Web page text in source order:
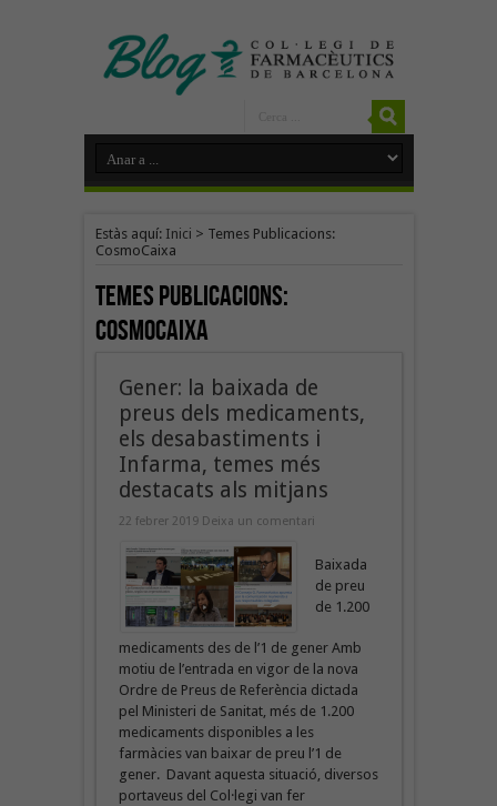
Estàs aquí: Inici > Temes Publicacions:
CosmoCaixa
Temes Publicacions:
CosmoCaixa
Gener: la baixada de
preus dels medicaments,
els desabastiments i
Infarma, temes més
destacats als mitjans
22 febrer 2019 Deixa un comentari
Baixada
de preu
de 1.200
medicaments des de l’1 de gener Amb
motiu de l’entrada en vigor de la nova
Ordre de Preus de Referència dictada
pel Ministeri de Sanitat, més de 1.200
medicaments disponibles a les
farmàcies van baixar de preu l’1 de
gener. Davant aquesta situació, diversos
portaveus del Col·legi van fer